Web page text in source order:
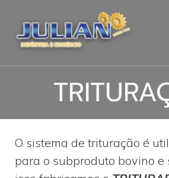
O sistema de trituração é
para o subproduto bovino e